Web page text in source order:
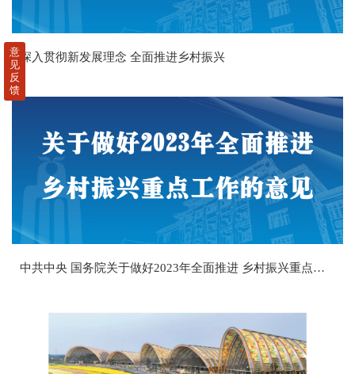
深入贯彻新发展理念 全面推进乡村振兴
中共中央 国务院关于做好2023年全面推进 乡村振兴重点工作的意见
意
见
反
馈